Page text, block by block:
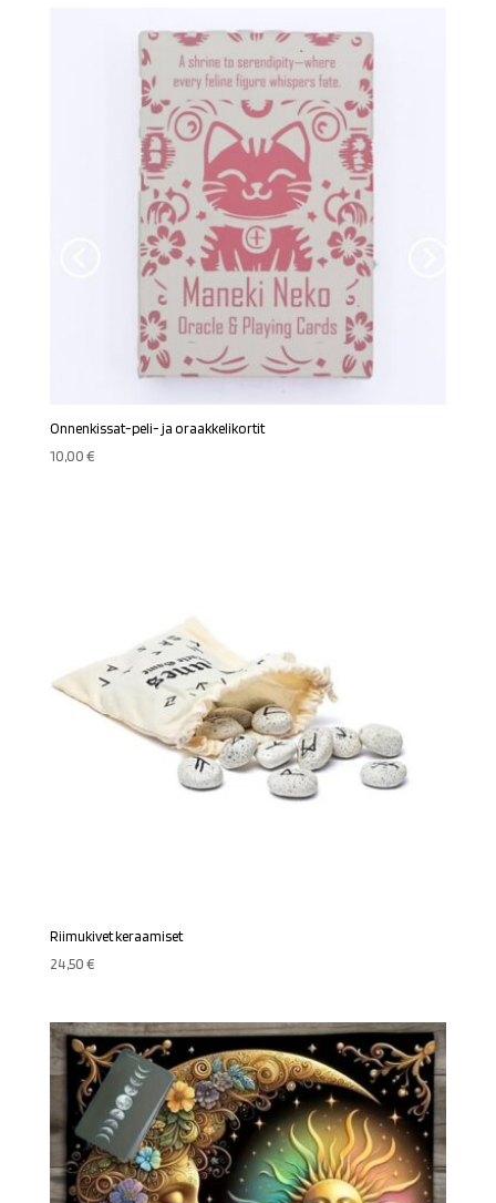
Onnenkissat-peli- ja oraakkelikortit
10,00€
Riimukivet keraamiset
24,50€